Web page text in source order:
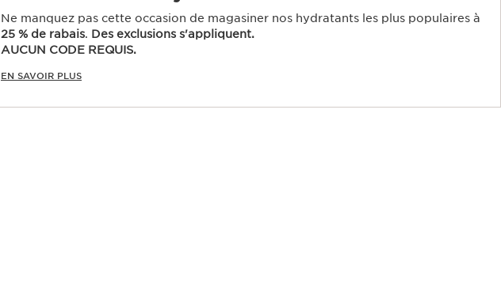
Ne manquez pas cette occasion de magasiner nos hydratants les plus populaires à
25 % de rabais. Des exclusions s'appliquent.
AUCUN CODE REQUIS.
EN SAVOIR PLUS